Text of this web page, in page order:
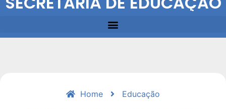
Home Educação